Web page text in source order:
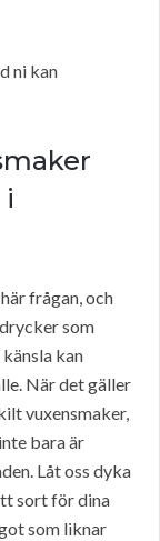
ni kan
frågan, och
som
kan
När det gäller
vuxensmaker,
bara är
Låt oss dyka
sort för dina
som liknar